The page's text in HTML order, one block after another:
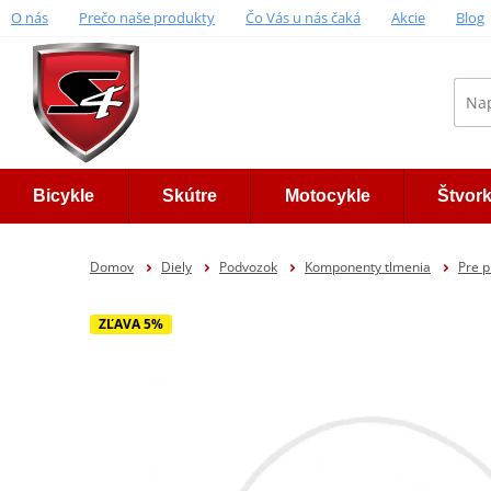
O nás Prečo naše produkty Čo Vás u nás čaká Akcie Blog
Bicykle Skútre Motocykle
Domov Diely Podvozok Komponenty tlmenia Pre
ZĽAVA 5%